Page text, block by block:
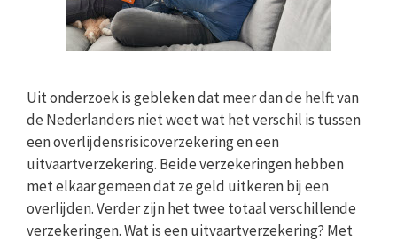
Uit onderzoek is gebleken dat meer dan de helft van
de Nederlanders niet weet wat het verschil is tussen
een overlijdensrisicoverzekering en een
uitvaartverzekering. Beide verzekeringen hebben
met elkaar gemeen dat ze geld uitkeren bij een
overlijden. Verder zijn het twee totaal verschillende
verzekeringen. Wat is een uitvaartverzekering? Met